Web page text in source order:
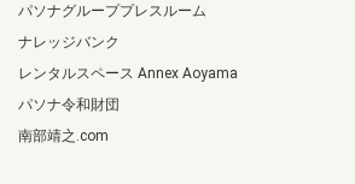
パソナグループプレスルーム
ナレッジバンク
レンタルスペース Annex Aoyama
パソナ令和財団
南部靖之.com